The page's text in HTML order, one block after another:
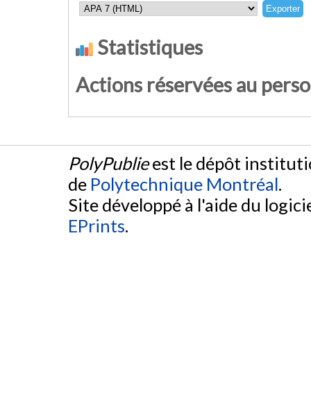
Statistiques
Actions réservées au
PolyPublieest le dépôt
de Polytechnique Montréal.
Site développé à l'aide du
EPrints.